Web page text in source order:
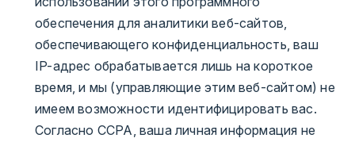
обеспечения для аналитики веб-сайтов,
обеспечивающего конфиденциальность, ваш
IP-адрес обрабатывается лишь на короткое
время, и мы (управляющие этим веб-сайтом) не
имеем возможности идентифицировать вас.
Согласно CCPA, ваша личная информация не